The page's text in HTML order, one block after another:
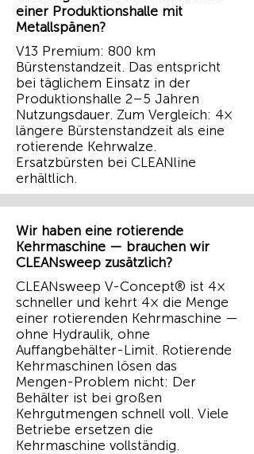
einer Produktionshalle mit
Metallspänen?
V13 Premium: 800 km
Bürstenstandzeit. Das entspricht
bei täglichem Einsatz in der
Produktionshalle 2–5 Jahren
Nutzungsdauer. Zum Vergleich: 4×
längere Bürstenstandzeit als eine
rotierende Kehrwalze.
Ersatzbürsten bei CLEANline
erhältlich.
Wir haben eine rotierende
Kehrmaschine — brauchen wir
CLEANsweep zusätzlich?
CLEANsweep V-Concept® ist 4×
schneller und kehrt 4× die Menge
einer rotierenden Kehrmaschine —
ohne Hydraulik, ohne
Auffangbehälter-Limit. Rotierende
Kehrmaschinen lösen das
Mengen-Problem nicht: Der
Behälter ist bei großen
Kehrgutmengen schnell voll. Viele
Betriebe ersetzen die
Kehrmaschine vollständig.